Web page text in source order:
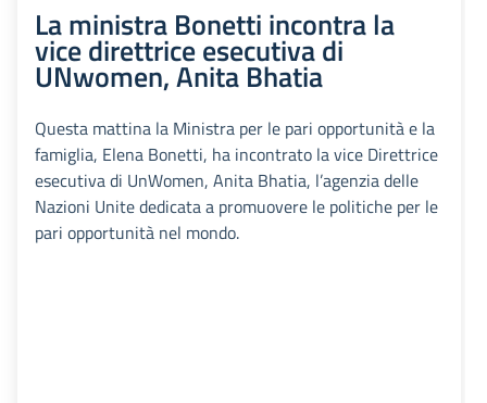
La ministra Bonetti incontra la
vice direttrice esecutiva di
UNwomen, Anita Bhatia
Questa mattina la Ministra per le pari opportunità e la
famiglia, Elena Bonetti, ha incontrato la vice Direttrice
esecutiva di UnWomen, Anita Bhatia, l’agenzia delle
Nazioni Unite dedicata a promuovere le politiche per le
pari opportunità nel mondo.